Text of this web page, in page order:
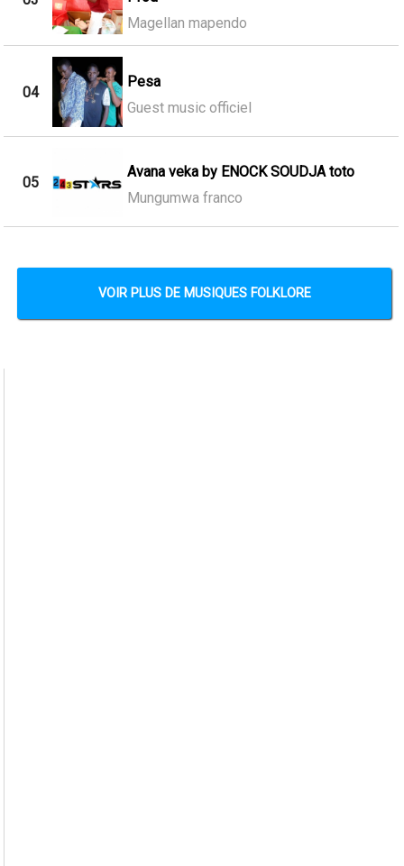
Magellan mapendo
04
Pesa
Guest music officiel
05
Avana veka by ENOCK SOUDJA toto
Mungumwa franco
VOIR PLUS DE MUSIQUES FOLKLORE